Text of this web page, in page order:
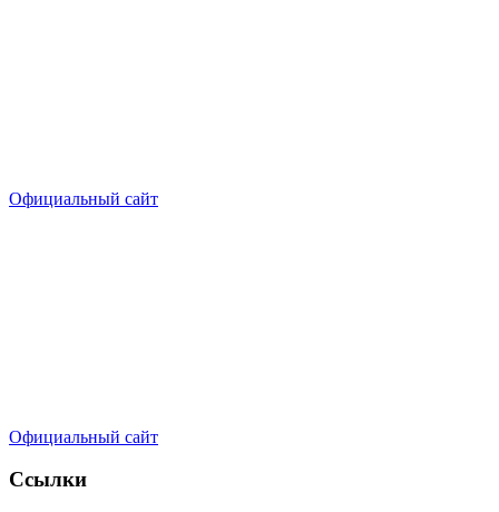
Официальный сайт
Официальный сайт
Ссылки